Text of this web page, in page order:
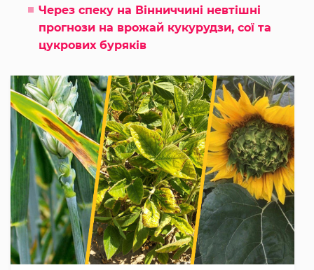
Через спеку на Вінниччині невтішні
прогнози на врожай кукурудзи, сої та
цукрових буряків